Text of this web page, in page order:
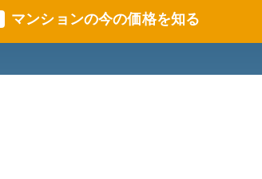
マンションの今の価格を知る